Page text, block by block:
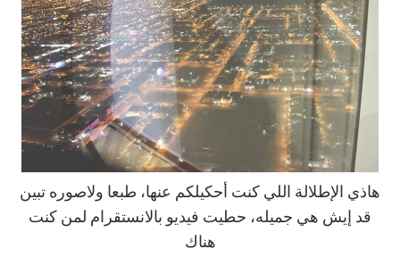
هاذي الإطلالة اللي كنت أحكيلكم عنها، طبعا ولاصوره تبين
قد إيش هي جميله، حطيت فيديو بالانستقرام لمن كنت
هناك